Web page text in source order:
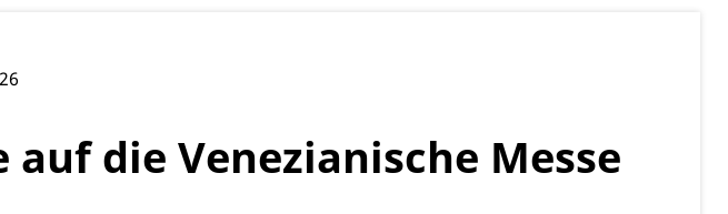
die Venezianische Messe